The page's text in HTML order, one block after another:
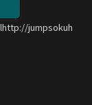
jumpsokuh